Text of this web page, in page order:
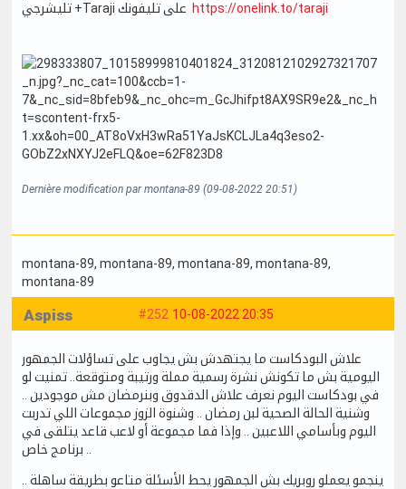
https://onelink.to/taraji
Dernière modification par montana-89 (09-08-2022 20:51)
montana-89, montana-89, montana-89, montana-89,
montana-89
#252 10-08-2022 20:35
Aspiss
علاش البودكاست ما يجتهدش بش يجاوب على تساؤلات الجمهور
اليومية بش ما تكونش نشرة رسمية مملة ورتيبة ومتوقعة.. تمنيت لو
في بودكاست اليوم نعرف علاش الدقدوق وبنرمضان مش موجودين ..
وشنية الحالة الصحية لبن رمضان .. وشنوة الزوز مجموعات اللي تدربت
اليوم وبأسامي اللاعبين .. وإذا فما مجموعة أو لاعب قاعد يتلقى في
برنامج خاص ..
ينجمو يعملو روبريك بش الجمهور يحط الأسئلة متاعو بطريقة ساهلة ..